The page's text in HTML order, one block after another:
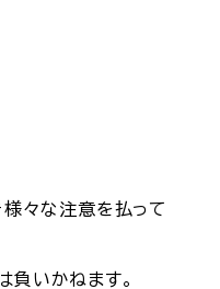
々な注意を払って
負いかねます。